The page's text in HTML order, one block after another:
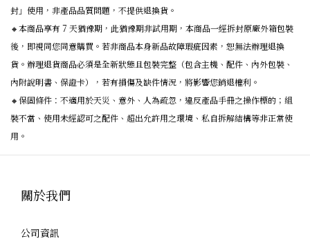
封」使用，非產品品質問題，不提供退換貨。
🔸本商品享有 7 天猶豫期，此猶豫期非試用期，本商品一經拆封原廠外箱包裝
後，即視同您同意購買。若非商品本身新品故障瑕疵因素，恕無法辦理退換
貨。辦理退貨商品必須是全新狀態且包裝完整（包含主機、配件、內外包裝、
內附說明書、保證卡），若有損傷及缺件情況，將影響您銷退權利。
🔸保固條件：不適用於天災、意外、人為疏忽，違反產品手冊之操作標的；組
裝不當、使用未經認可之配件、超出允許用之環境、私自拆解結構等非正常使
用。
關於我們
公司資訊